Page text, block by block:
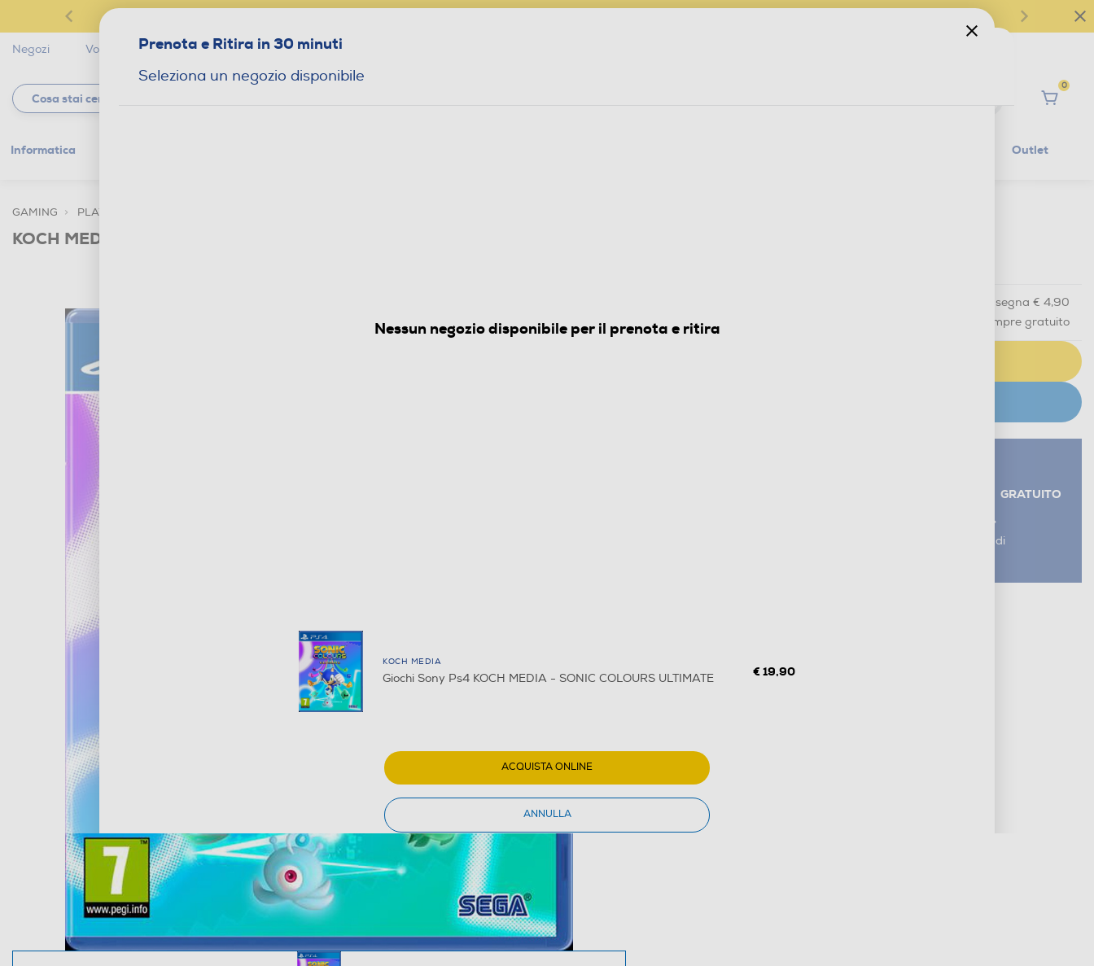
Negozi Volantini Servizi Star Club Magazine
0
Informatica Outlet
GAMING PLAYSTATION 4
KOCH MEDIA - SONIC COLOURS ULTIMATE
con consegna € 4,90
in 30 minuti e sempre gratuito
GRATUITO
*I servizi sono esclusi dal costo di
Prenota e Ritira in 30 minuti
Seleziona un negozio disponibile
Nessun negozio disponibile per il prenota e ritira
KOCH MEDIA
Giochi Sony Ps4 KOCH MEDIA - SONIC COLOURS ULTIMATE € 19,90
ACQUISTA ONLINE
ANNULLA